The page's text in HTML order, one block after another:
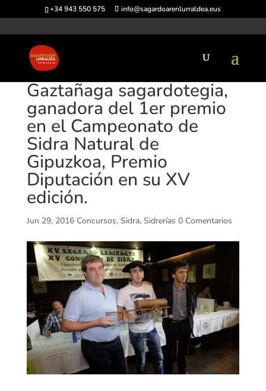
+34 943 550 575 info@sagardoarenlurraldea.eus
Gaztañaga sagardotegia,
ganadora del 1er premio
en el Campeonato de
Sidra Natural de
Gipuzkoa, Premio
Diputación en su XV
edición.
Jun 29, 2016 Concursos, Sidra, Sidrerías 0 Comentarios